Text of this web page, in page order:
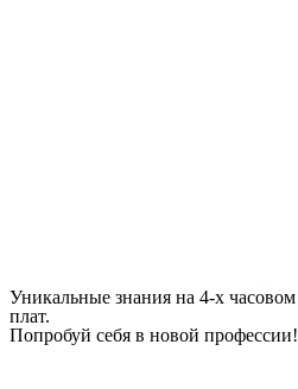
Уникальные знания на 4-х часовом
плат.
Попробуй себя в новой профессии!